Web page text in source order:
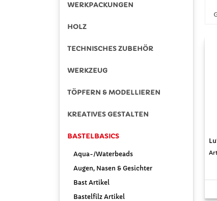
WERKPACKUNGEN
HOLZ
TECHNISCHES ZUBEHÖR
WERKZEUG
TÖPFERN & MODELLIEREN
KREATIVES GESTALTEN
BASTELBASICS
Aqua-/Waterbeads
Augen, Nasen & Gesichter
Bast Artikel
Bastelfilz Artikel